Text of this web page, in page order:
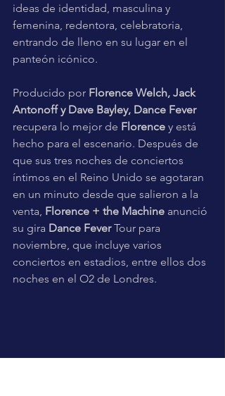
ideas de identidad, masculina y
femenina, redentora, celebratoria,
entrando de lleno en su lugar en el
panteón icónico.
Producido por Florence Welch, Jack
Antonoff y Dave Bayley, Dance Fever
recupera lo mejor de Florence y está
hecho para el escenario. Después de
que sus tres noches de conciertos
íntimos en el Reino Unido se agotaran
en un minuto desde que salieron a la
venta, Florence + the Machine anunció
su gira Dance Fever Tour para
noviembre, que incluye varios
conciertos en estadios, entre ellos dos
noches en el O2 de Londres.